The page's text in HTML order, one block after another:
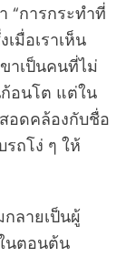
“การกระทำที่
มื่อเราเห็น
าเป็นคนที่ไม่
อนโต แต่ใน
อดคล้องกับชื่อ
ถโง่ ๆ ให้
ลายเป็นผู้
นตอนต้น